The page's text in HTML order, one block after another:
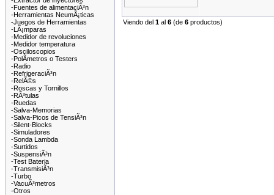
-Fuentes de alimentaciÃ³n
-Herramientas NeumÃ¡ticas
-Juegos de Herramientas
-LÃ¡mparas
-Medidor de revoluciones
-Medidor temperatura
-Osciloscopios
-PolÃ­metros o Testers
-Radio
-RefrigeraciÃ³n
-RelÃ©s
-Roscas y Tornillos
-RÃ³tulas
-Ruedas
-Salva-Memorias
-Salva-Picos de TensiÃ³n
-Silent-Blocks
-Simuladores
-Sonda Lambda
-Surtidos
-SuspensiÃ³n
-Test Bateria
-TransmisiÃ³n
-Turbo
-VacuÃ³metros
-Otros
Viendo del 1 al 6 (de 6 productos)